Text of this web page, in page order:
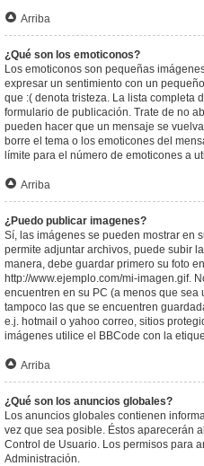
Arriba
¿Qué son los emoticonos?
Los emoticonos son pequeñas
expresar un sentimiento con un
que :( denota tristeza. La lista completa
formulario de publicación. Trate de no
pueden hacer que un mensaje se
borre el tema o los emoticones del
límite para el número de emoticones a
Arriba
¿Puedo publicar imagenes?
Sí, las imágenes se pueden mostrar en
permite adjuntar archivos, puede subir
manera, debe guardar primero su foto
http://www.ejemplo.com/mi-imagen.gif.
encuentren en su PC (a menos que
tampoco las que se encuentren
e.j. hotmail o yahoo correo, sitios
imágenes utilice el BBCode con la
Arriba
¿Qué son los anuncios globales?
Los anuncios globales contienen
vez que sea posible. Éstos aparecerán
Control de Usuario. Los permisos para
Administración.